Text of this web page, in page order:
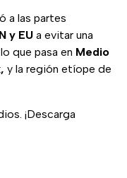
a las partes
y EU a evitar una
que pasa en Medio
y la región etíope de
¡Descarga